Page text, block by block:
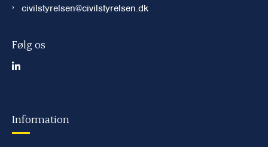
civilstyrelsen@civilstyrelsen.dk
Følg os
Information